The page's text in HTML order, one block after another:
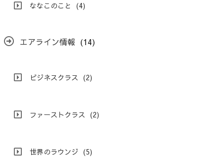
ななこのこと (4)
エアライン情報 (14)
ビジネスクラス (2)
ファーストクラス (2)
世界のラウンジ (5)